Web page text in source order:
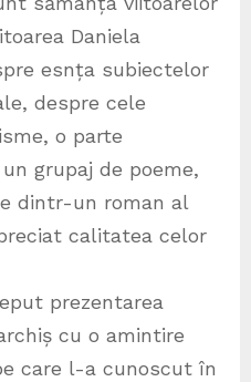
Daniela
esnța subiectelor
despre cele
o parte
grupaj de poeme,
dintr-un roman al
calitatea celor
prezentarea
cu o amintire
care l-a cunoscut în